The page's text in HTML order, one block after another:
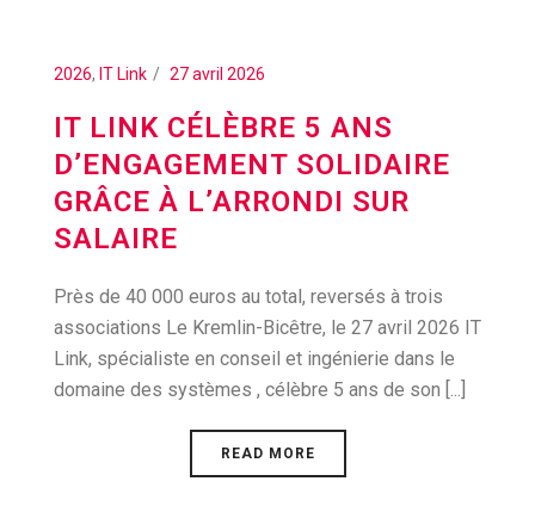
2026, IT Link 27 avril 2026
IT LINK CÉLÈBRE 5 ANS
D’ENGAGEMENT SOLIDAIRE
GRÂCE À L’ARRONDI SUR
SALAIRE
Près de 40 000 euros au total, reversés à trois
associations Le Kremlin-Bicêtre, le 27 avril 2026 IT
Link, spécialiste en conseil et ingénierie dans le
domaine des systèmes , célèbre 5 ans de son [...]
READ MORE